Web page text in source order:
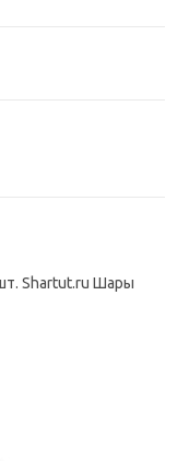
Shartut.ru Шары